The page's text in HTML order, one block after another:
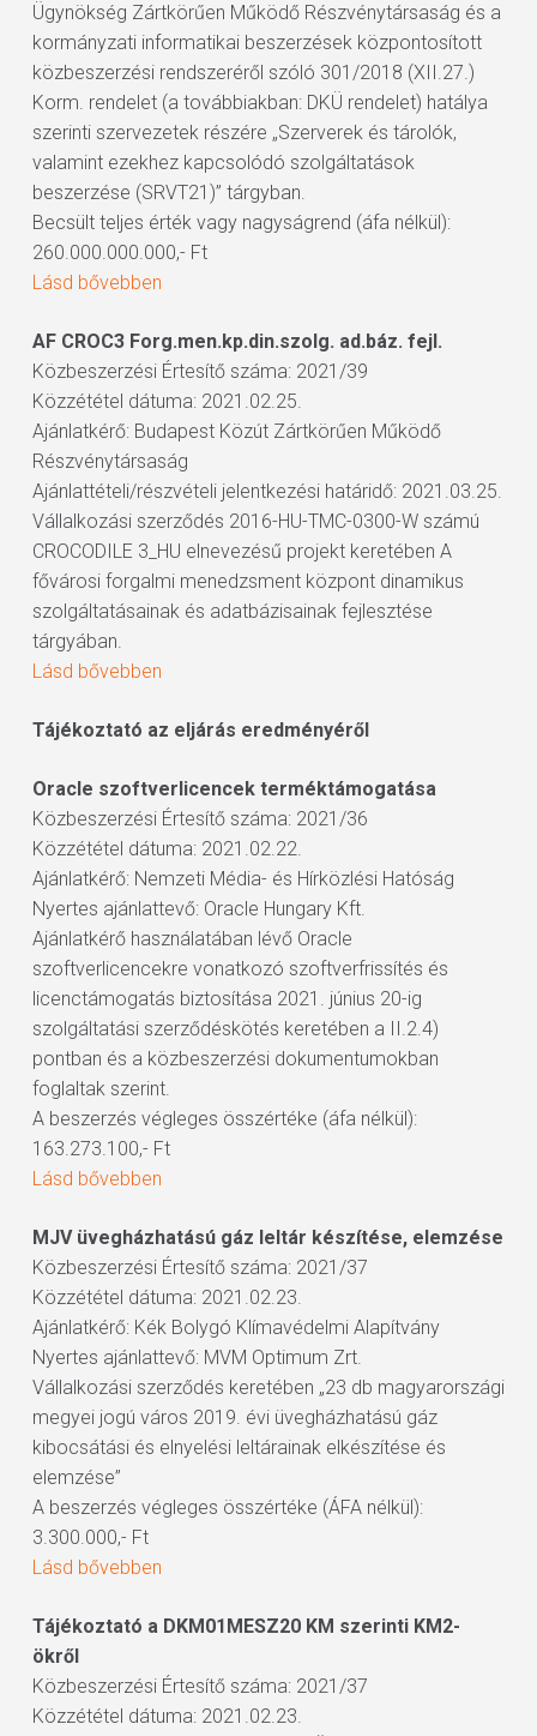
Ügynökség Zártkörűen Működő Részvénytársaság és a
kormányzati informatikai beszerzések központosított
közbeszerzési rendszeréről szóló 301/2018 (XII.27.)
Korm. rendelet (a továbbiakban: DKÜ rendelet) hatálya
szerinti szervezetek részére „Szerverek és tárolók,
valamint ezekhez kapcsolódó szolgáltatások
beszerzése (SRVT21)” tárgyban.
Becsült teljes érték vagy nagyságrend (áfa nélkül):
260.000.000.000,- Ft
Lásd bővebben
AF CROC3 Forg.men.kp.din.szolg. ad.báz. fejl.
Közbeszerzési Értesítő száma: 2021/39
Közzététel dátuma: 2021.02.25.
Ajánlatkérő: Budapest Közút Zártkörűen Működő
Részvénytársaság
Ajánlattételi/részvételi jelentkezési határidő: 2021.03.25.
Vállalkozási szerződés 2016-HU-TMC-0300-W számú
CROCODILE 3_HU elnevezésű projekt keretében A
fővárosi forgalmi menedzsment központ dinamikus
szolgáltatásainak és adatbázisainak fejlesztése
tárgyában.
Lásd bővebben
Tájékoztató az eljárás eredményéről
Oracle szoftverlicencek terméktámogatása
Közbeszerzési Értesítő száma: 2021/36
Közzététel dátuma: 2021.02.22.
Ajánlatkérő: Nemzeti Média- és Hírközlési Hatóság
Nyertes ajánlattevő: Oracle Hungary Kft.
Ajánlatkérő használatában lévő Oracle
szoftverlicencekre vonatkozó szoftverfrissítés és
licenctámogatás biztosítása 2021. június 20-ig
szolgáltatási szerződéskötés keretében a II.2.4)
pontban és a közbeszerzési dokumentumokban
foglaltak szerint.
A beszerzés végleges összértéke (áfa nélkül):
163.273.100,- Ft
Lásd bővebben
MJV üvegházhatású gáz leltár készítése, elemzése
Közbeszerzési Értesítő száma: 2021/37
Közzététel dátuma: 2021.02.23.
Ajánlatkérő: Kék Bolygó Klímavédelmi Alapítvány
Nyertes ajánlattevő: MVM Optimum Zrt.
Vállalkozási szerződés keretében „23 db magyarországi
megyei jogú város 2019. évi üvegházhatású gáz
kibocsátási és elnyelési leltárainak elkészítése és
elemzése”
A beszerzés végleges összértéke (ÁFA nélkül):
3.300.000,- Ft
Lásd bővebben
Tájékoztató a DKM01MESZ20 KM szerinti KM2-
ökről
Közbeszerzési Értesítő száma: 2021/37
Közzététel dátuma: 2021.02.23.